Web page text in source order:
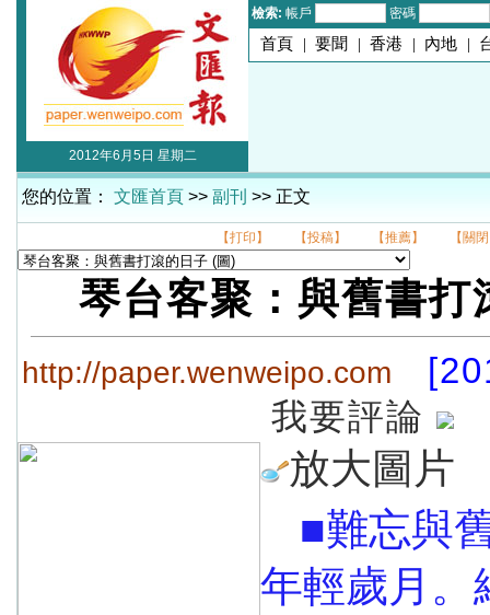
檢索: 帳戶 密碼
首頁 | 要聞 | 香港 | 內地 |
2012年6月5日 星期二
您的位置： 文匯首頁 >> 副刊 >> 正文
【打印】 【投稿】 【推薦】 【關
琴台客聚：與舊書打
http://paper.wenweipo.com
我要評論
放大圖片
■難忘與
年輕歲月。